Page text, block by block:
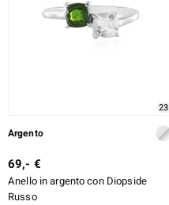
23
Argento
69,- €
Anello in argento con Diopside
Russo